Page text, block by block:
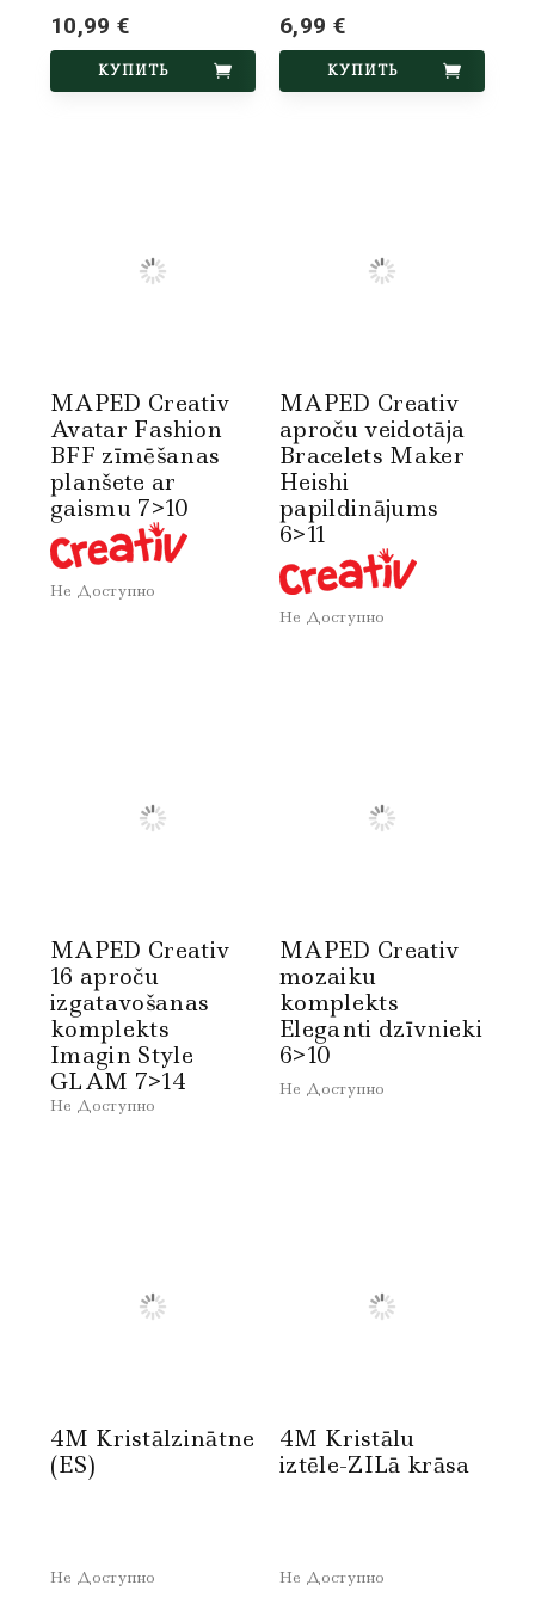
10,99 €
КУПИТЬ
6,99 €
КУПИТЬ
MAPED Creativ
Avatar Fashion
BFF zīmēšanas
planšete ar
gaismu 7>10
Не Доступно
MAPED Creativ
aproču veidotāja
Bracelets Maker
Heishi
papildinājums
6>11
Не Доступно
MAPED Creativ
16 aproču
izgatavošanas
komplekts
Imagin Style
GLAM 7>14
Не Доступно
MAPED Creativ
mozaiku
komplekts
Eleganti dzīvnieki
6>10
Не Доступно
4M Kristālzinātne
(ES)
Не Доступно
4M Kristālu
iztēle-ZILā krāsa
Не Доступно